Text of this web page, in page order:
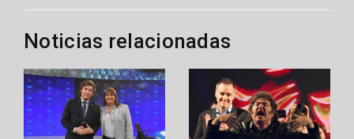
Noticias relacionadas